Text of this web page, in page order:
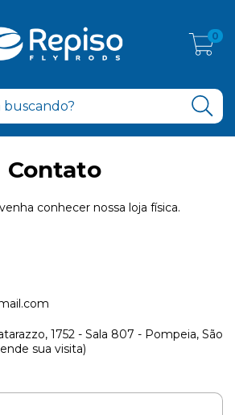
0
Contato
conhecer nossa loja física.
1752 - Sala 807 - Pompeia, São
sua visita)